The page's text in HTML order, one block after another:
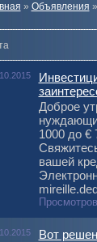
» Объявления »
Доброе
1000 до €
вашей
Вот